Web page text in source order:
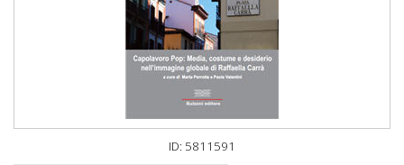
ID: 5811591